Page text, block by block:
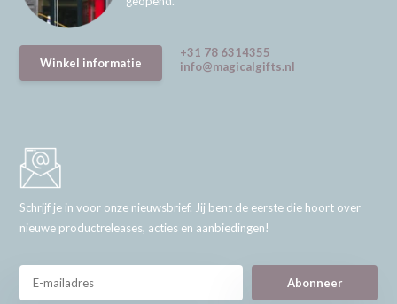
Winkel informatie
+31 78 6314355
info@magicalgifts.nl
Schrijf je in voor onze nieuwsbrief. Jij bent de eerste die hoort over
nieuwe productreleases, acties en aanbiedingen!
Abonneer